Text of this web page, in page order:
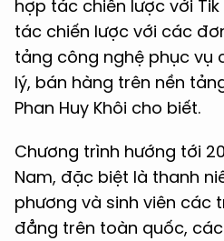
hợp tác chiến lược với Tik
tác chiến lược với các
tảng công nghệ phục vụ
lý, bán hàng trên nền
Phan Huy Khôi cho biết.
Chương trình hướng tới
Nam, đặc biệt là thanh
phương và sinh viên các
đẳng trên toàn quốc,